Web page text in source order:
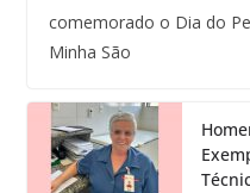
comemorado o Dia do
Minha São